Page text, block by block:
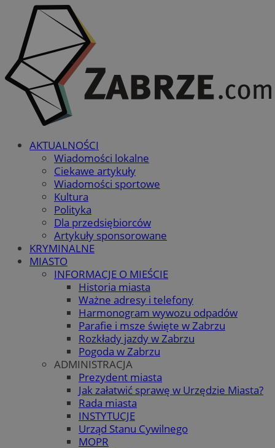
AKTUALNOŚCI
Wiadomości lokalne
Ciekawe artykuły
Wiadomości sportowe
Kultura
Polityka
Dla przedsiębiorców
Artykuły sponsorowane
KRYMINALNE
MIASTO
INFORMACJE O MIEŚCIE
Historia miasta
Ważne adresy i telefony
Harmonogram wywozu odpadów
Parafie i msze święte w Zabrzu
Rozkłady jazdy w Zabrzu
Pogoda w Zabrzu
ADMINISTRACJA
Prezydent miasta
Jak załatwić sprawę w Urzędzie Miasta?
Rada miasta
INSTYTUCJE
Urząd Stanu Cywilnego
MOPR